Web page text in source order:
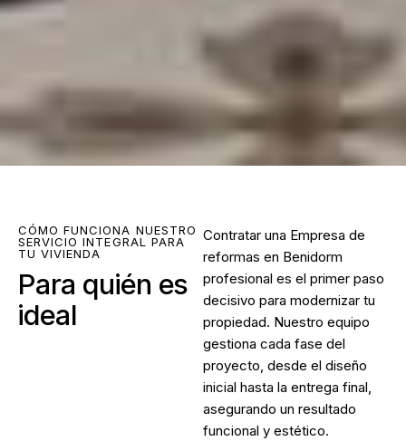
CÓMO FUNCIONA NUESTRO
SERVICIO INTEGRAL PARA
TU VIVIENDA
Para quién es
ideal
Contratar una Empresa de
reformas en Benidorm
profesional es el primer paso
decisivo para modernizar tu
propiedad. Nuestro equipo
gestiona cada fase del
proyecto, desde el diseño
inicial hasta la entrega final,
asegurando un resultado
funcional y estético.